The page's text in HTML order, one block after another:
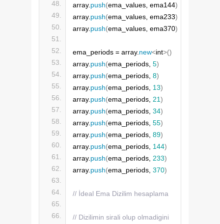
array. push(ema_values, ema144)
array. push(ema_values, ema233)
array. push(ema_values, ema370)
ema_periods = array. new<int>()
array. push(ema_periods, 5)
array. push(ema_periods, 8)
array. push(ema_periods, 13)
array. push(ema_periods, 21)
array. push(ema_periods, 34)
array. push(ema_periods, 55)
array. push(ema_periods, 89)
array. push(ema_periods, 144)
array. push(ema_periods, 233)
array. push(ema_periods, 370)
// İdeal Ema Dizilim hesaplama
// Dizilimin sirali olup olmadigini